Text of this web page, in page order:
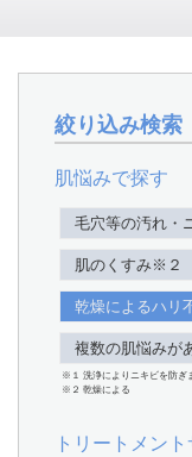
絞り込み検索
肌悩みで探す
毛穴等の汚れ・
肌のくすみ※２
乾燥によるハリ
複数の肌悩みが
※１ 洗浄によりニキビを防ぎ
※２ 乾燥による
トリートメン